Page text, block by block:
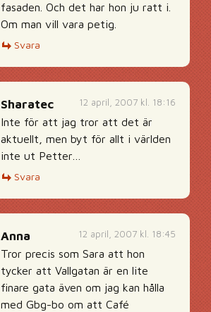
fasaden. Och det har hon ju ratt i.
Om man vill vara petig.
Svara
12 april, 2007 kl. 18:16
Sharatec
Inte för att jag tror att det är
aktuellt, men byt för allt i världen
inte ut Petter…
Svara
12 april, 2007 kl. 18:45
Anna
Tror precis som Sara att hon
tycker att Vallgatan är en lite
finare gata även om jag kan hålla
med Gbg-bo om att Café